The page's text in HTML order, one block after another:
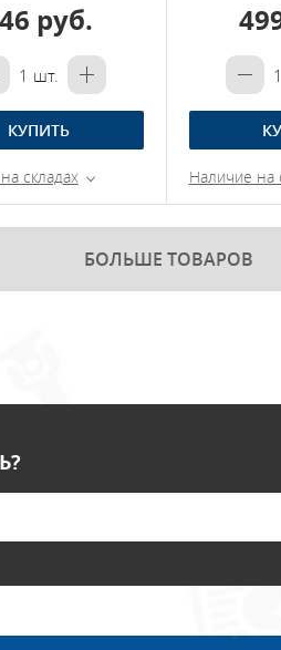
руб.
1 шт.
КУПИТЬ
складах
1
Наличие на
БОЛЬШЕ ТОВАРОВ